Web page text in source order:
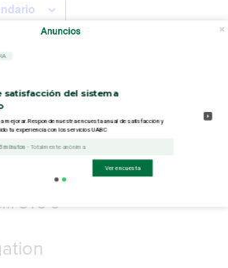
UTC-8
Anuncios
satisfacción del sistema
mejorar. Responde nuestra encuesta anual de satisfacción y
tu experiencia con los servicios UABC
5 minutos - Totalmente anónima
Ver encuesta